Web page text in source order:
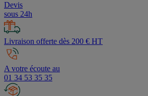
Devis
sous 24h
Livraison offerte dès 200 € HT
A votre écoute au
01 34 53 35 35